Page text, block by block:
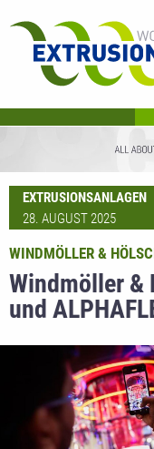
EXTRUSIONSANLAGEN
28. AUGUST 2025
Windmöller &
und
WINDMÖLLER &